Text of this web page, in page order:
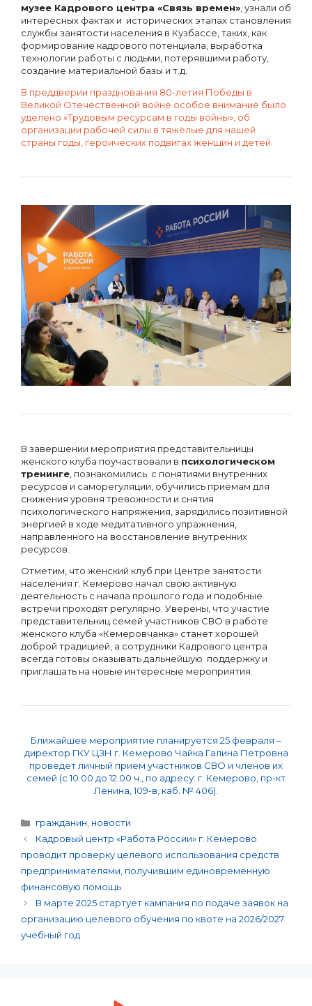
музее Кадрового центра «Связь времен», узнали об
интересных фактах и исторических этапах становления
службы занятости населения в Кузбассе, таких, как
формирование кадрового потенциала, выработка
технологии работы с людьми, потерявшими работу,
создание материальной базы и т.д.
В преддверии празднования 80-летия Победы в
Великой Отечественной войне особое внимание было
уделено «Трудовым ресурсам в годы войны», об
организации рабочей силы в тяжёлые для нашей
страны годы, героических подвигах женщин и детей.
В завершении мероприятия представительницы
женского клуба поучаствовали в психологическом
тренинге , познакомились с понятиями внутренних
ресурсов и саморегуляции, обучились приёмам для
снижения уровня тревожности и снятия
психологического напряжения, зарядились позитивной
энергией в ходе медитативного упражнения,
направленного на восстановление внутренних
ресурсов.
Отметим, что женский клуб при Центре занятости
населения г. Кемерово начал свою активную
деятельность с начала прошлого года и подобные
встречи проходят регулярно. Уверены, что участие
представительниц семей участников СВО в работе
женского клуба «Кемеровчанка» станет хорошей
доброй традицией, а сотрудники Кадрового центра
всегда готовы оказывать дальнейшую поддержку и
приглашать на новые интересные мероприятия.
Ближайшее мероприятие планируется 25 февраля –
директор ГКУ ЦЗН г. Кемерово Чайка Галина Петровна
проведет личный прием участников СВО и членов их
семей (с 10.00 до 12.00 ч., по адресу: г. Кемерово, пр-кт
Ленина, 109-в, каб. № 406).
Рубрики
гражданин новости
Навигация
Кадровый центр «Работа России» г. Кемерово
проводит проверку целевого использования средств
предпринимателями, получившим единовременную
финансовую помощь
В марте 2025 стартует кампания по подаче заявок на
организацию целевого обучения по квоте на 2026/2027
учебный год